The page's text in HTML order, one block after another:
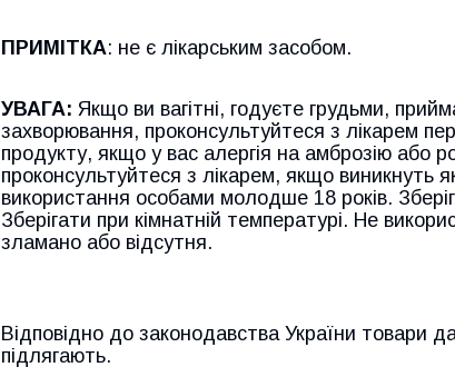
ПРИМІТКА: не є лікарським засобом.
УВАГА: Якщо ви вагітні, годуєте грудьми,
захворювання, проконсультуйтеся з лікарем
продукту, якщо у вас алергія на амброзію або
проконсультуйтеся з лікарем, якщо виникнуть
використання особами молодше 18 років.
Зберігати при кімнатній температурі. Не
зламано або відсутня.
Відповідно до законодавства України товари
підлягають.